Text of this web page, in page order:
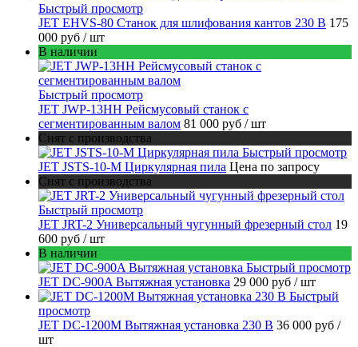
Быстрый просмотр
JET EHVS-80 Станок для шлифования кантов 230 В 175
000 руб / шт
В наличии
Быстрый просмотр
JET JWP-13HH Рейсмусовый станок с
сегментированным валом 81 000 руб / шт
Снят с производства
Быстрый просмотр
JET JSTS-10-M Циркулярная пила Цена по запросу
Снят с производства
Быстрый просмотр
JET JRT-2 Универсальный чугунный фрезерный стол 19
600 руб / шт
В наличии
Быстрый просмотр
JET DC-900A Вытяжная установка 29 000 руб / шт
Быстрый
просмотр
JET DC-1200M Вытяжная установка 230 В 36 000 руб /
шт